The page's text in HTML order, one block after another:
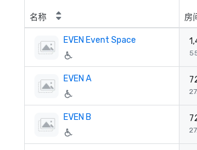
名称 房
EVEN Event Space
EVEN A
EVEN B